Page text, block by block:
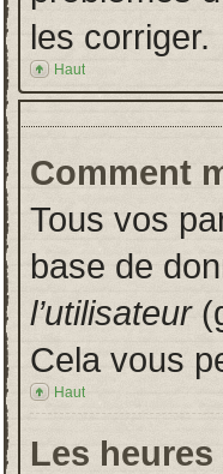
les corriger.
Haut
Comment
Tous vos
base de
l’utilisateur
Cela vous
Haut
Les